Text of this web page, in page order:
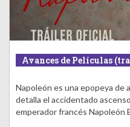
Avances de Películas
Napoleón es una epopeya de
detalla el accidentado
emperador francés Napoleón